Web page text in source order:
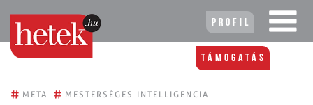
Profil
Támogatás
# META # MESTERSÉGES INTELLIGENCIA